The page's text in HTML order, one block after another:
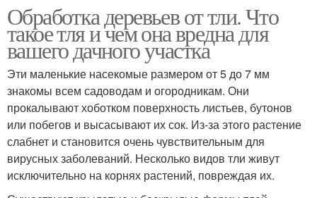
Обработка деревьев от тли. Что
такое тля и чем она вредна для
вашего дачного участка
Эти маленькие насекомые размером от 5 до 7 мм
знакомы всем садоводам и огородникам. Они
прокалывают хоботком поверхность листьев, бутонов
или побегов и высасывают их сок. Из-за этого растение
слабнет и становится очень чувствительным для
вирусных заболеваний. Несколько видов тли живут
исключительно на корнях растений, повреждая их.